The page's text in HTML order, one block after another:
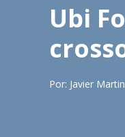
Ubi
Por: Javier